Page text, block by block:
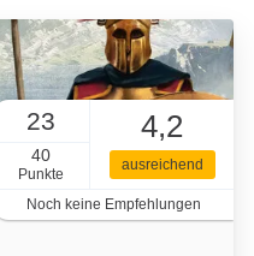
23
40
Punkte
4,2
ausreichend
Noch keine Empfehlungen